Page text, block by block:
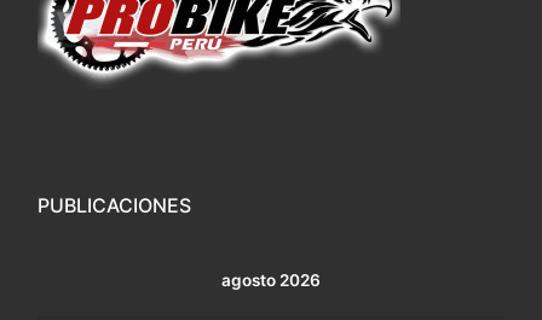
PUBLICACIONES
agosto 2026